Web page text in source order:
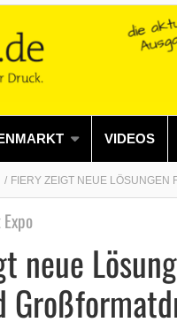
VIDEOS
FIERY ZEIGT NEUE LÖSUNGEN
neue